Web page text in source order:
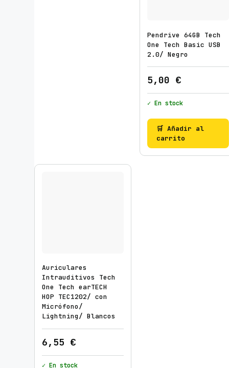
Pendrive 64GB Tech
One Tech Basic USB
2.0/ Negro
5,00 €
✓ En stock
🛒 Añadir al
carrito
Auriculares
Intrauditivos Tech
One Tech earTECH
HOP TEC1202/ con
Micrófono/
Lightning/ Blancos
6,55 €
✓ En stock